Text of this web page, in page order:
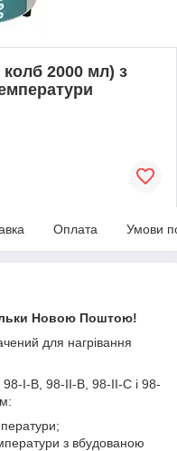
колб 2000 мл) з
Оплата Умови
Новою Поштою!
для нагрівання
98-І-В, 98-ІІ-В, 98-ІІ-С і 98-
з вбудованою